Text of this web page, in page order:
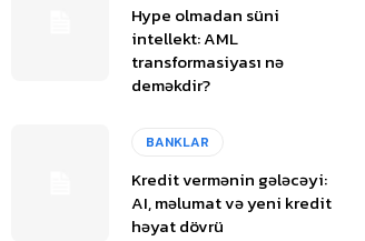
Hype olmadan süni
intellekt: AML
transformasiyası nə
deməkdir?
BANKLAR
Kredit vermənin gələcəyi:
AI, məlumat və yeni kredit
həyat dövrü